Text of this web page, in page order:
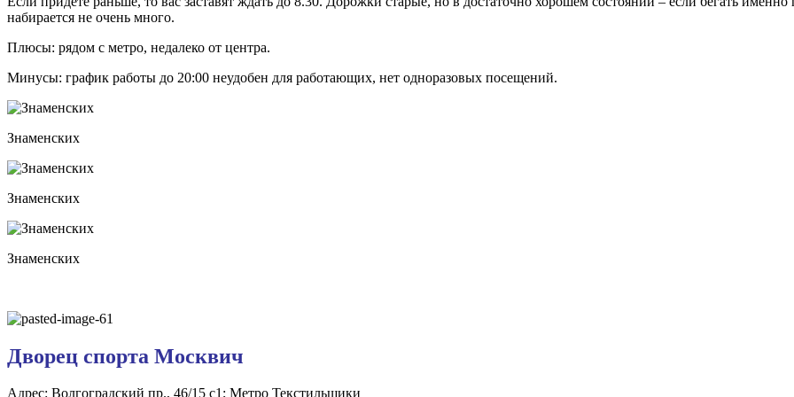
набирается не очень много.
Плюсы: рядом с метро, недалеко от центра.
Минусы: график работы до 20:00 неудобен для работающих, нет одноразовых посещений.
Знаменских
Знаменских
Знаменских
Дворец спорта Москвич
Адрес: Волгоградский пр., 46/15 с1; Метро Текстильщики